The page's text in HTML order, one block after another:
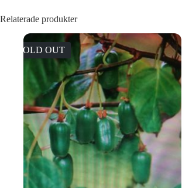
Relaterade produkter
SOLD OUT